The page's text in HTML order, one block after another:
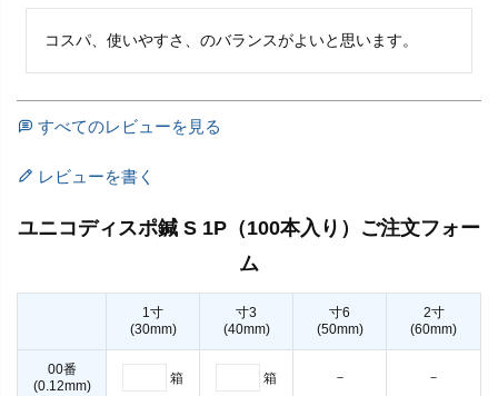
コスパ、使いやすさ、のバランスがよいと思います。
すべてのレビューを見る
レビューを書く
ユニコディスポ鍼 S 1P（100本入り）ご注文フォー
ム
1寸
(30mm)
寸3
(40mm)
寸6
(50mm)
2寸
(60mm)
00番
(0.12mm)
箱 箱 － －